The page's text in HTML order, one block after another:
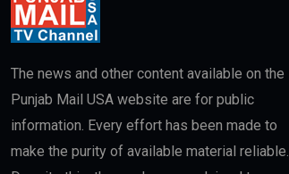
The news and other content available on the
Punjab Mail USA website are for public
information. Every effort has been made to
make the purity of available material reliable.